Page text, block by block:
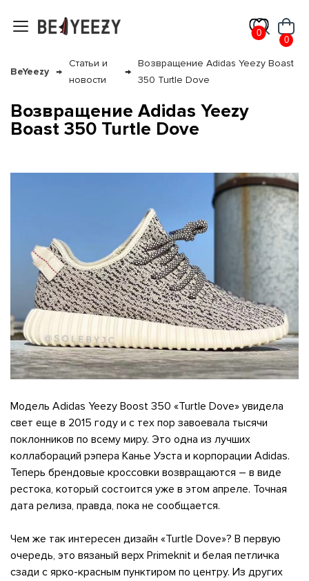
0
0
BeYeezy
Статьи и
новости
Возвращение Adidas Yeezy Boast
350 Turtle Dove
Возвращение Adidas Yeezy
Boast 350 Turtle Dove
Модель Adidas Yeezy Boost 350 «Turtle Dove» увидела
свет еще в 2015 году и с тех пор завоевала тысячи
поклонников по всему миру. Это одна из лучших
коллабораций рэпера Канье Уэста и корпорации Adidas.
Теперь брендовые кроссовки возвращаются – в виде
рестока, который состоится уже в этом апреле. Точная
дата релиза, правда, пока не сообщается.
Чем же так интересен дизайн «Turtle Dove»? В первую
очередь, это вязаный верх Primeknit и белая петличка
сзади с ярко-красным пунктиром по центру. Из других
с нами
и в
наш